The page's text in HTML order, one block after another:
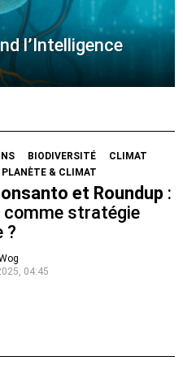
l’Intelligence
BIODIVERSITÉ
CLIMAT
PLANÈTE & CLIMAT
et Roundup :
comme stratégie
?
04:45